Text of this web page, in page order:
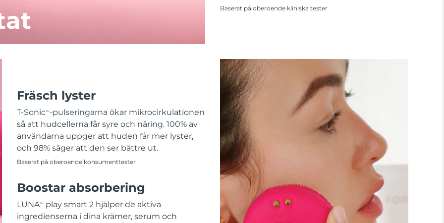
Baserat på oberoende kliniska tester
Fräsch lyster
T-SonicTM -pulseringarna ökar mikrocirkulationen
så att hudcellerna får syre och näring. 100% av
användarna uppger att huden får mer lyster,
och 98% säger att den ser bättre ut.
Baserat på oberoende konsumenttester
Boostar absorbering
LUNATM
play smart 2 hjälper de aktiva
ingredienserna i dina krämer, serum och